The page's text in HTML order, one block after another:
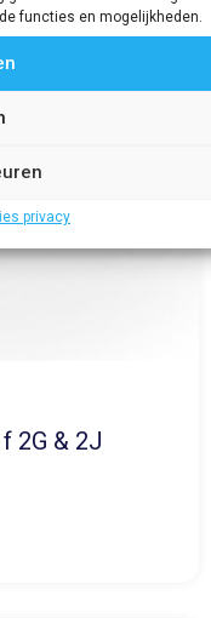
functies en mogelijkheden.
privacy
2G & 2J